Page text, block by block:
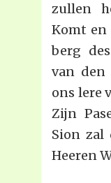
zullen
Komt en
berg
van den
ons lere
Zijn
Sion zal
Heeren